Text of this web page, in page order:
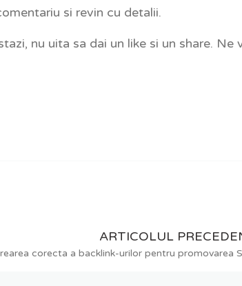
si revin cu detalii.
nu uita sa dai un like si un share. Ne
ARTICOLUL
corecta a backlink-urilor pentru promovarea